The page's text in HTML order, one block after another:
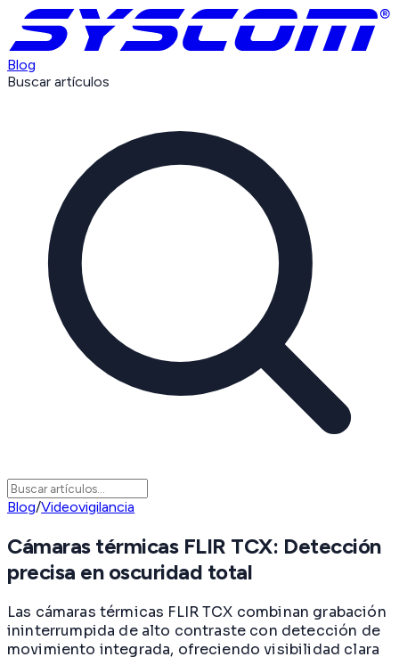
Blog
Buscar artículos
Blog/Videovigilancia
Cámaras térmicas FLIR TCX: Detección
precisa en oscuridad total
Las cámaras térmicas FLIR TCX combinan grabación
ininterrumpida de alto contraste con detección de
movimiento integrada, ofreciendo visibilidad clara